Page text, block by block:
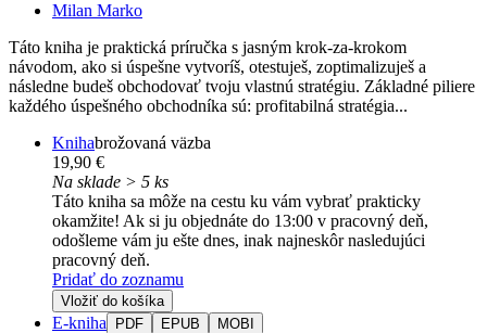
Milan Marko
Táto kniha je praktická príručka s jasným krok-za-krokom
návodom, ako si úspešne vytvoríš, otestuješ, zoptimalizuješ a
následne budeš obchodovať tvoju vlastnú stratégiu. Základné piliere
každého úspešného obchodníka sú: profitabilná stratégia...
Knihabrožovaná väzba
19,90 €
Na sklade > 5 ks
Táto kniha sa môže na cestu ku vám vybrať prakticky
okamžite! Ak si ju objednáte do 13:00 v pracovný deň,
odošleme vám ju ešte dnes, inak najneskôr nasledujúci
pracovný deň.
Pridať do zoznamu
Vložiť do košíka
E-kniha PDF EPUB MOBI